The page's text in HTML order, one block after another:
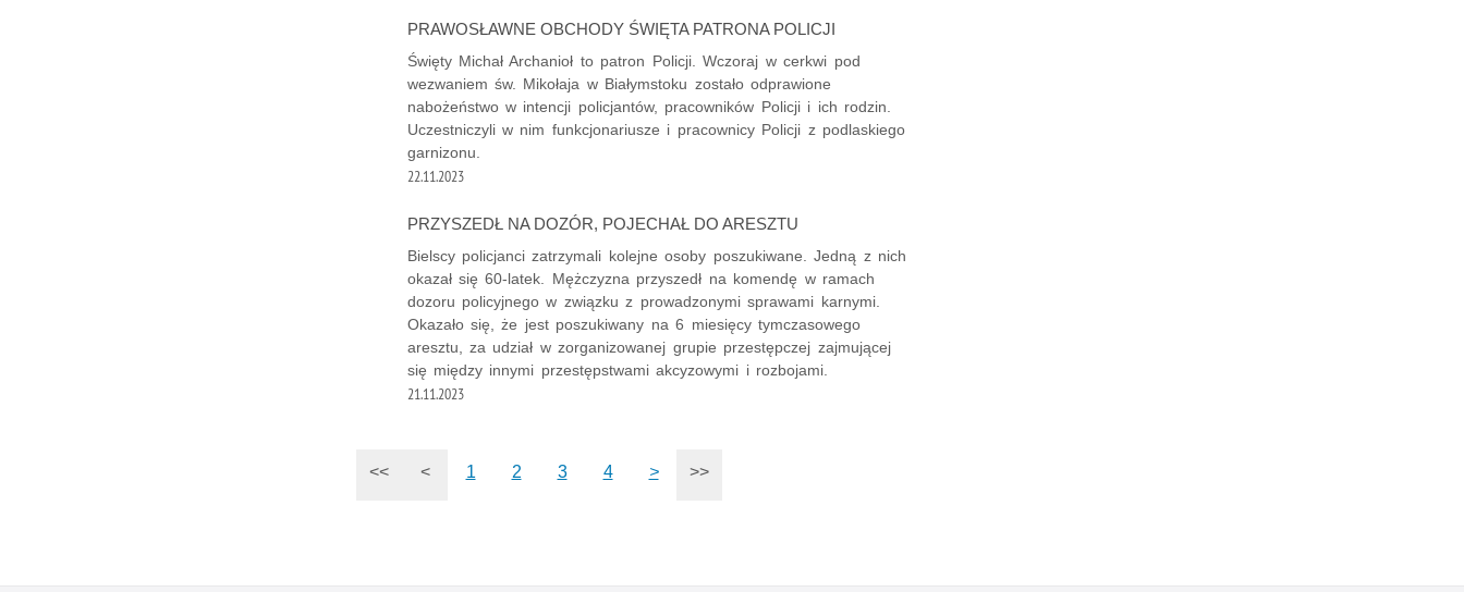
PRAWOSŁAWNE OBCHODY ŚWIĘTA PATRONA POLICJI
Święty Michał Archanioł to patron Policji. Wczoraj w cerkwi pod
wezwaniem św. Mikołaja w Białymstoku zostało odprawione
nabożeństwo w intencji policjantów, pracowników Policji i ich rodzin.
Uczestniczyli w nim funkcjonariusze i pracownicy Policji z podlaskiego
garnizonu.
22.11.2023
PRZYSZEDŁ NA DOZÓR, POJECHAŁ DO ARESZTU
Bielscy policjanci zatrzymali kolejne osoby poszukiwane. Jedną z nich
okazał się 60-latek. Mężczyzna przyszedł na komendę w ramach
dozoru policyjnego w związku z prowadzonymi sprawami karnymi.
Okazało się, że jest poszukiwany na 6 miesięcy tymczasowego
aresztu, za udział w zorganizowanej grupie przestępczej zajmującej
się między innymi przestępstwami akcyzowymi i rozbojami.
21.11.2023
<< < 1 2 3 4 > >>